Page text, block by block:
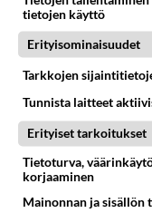
Tai tiedättekö
Plussaa on jos
UPDATE_9855337
22.12.2012 05:47
tietojen käyttö
Erityisominaisuudet
Tarkkojen
Tunnista laitteet
Erityiset tarkoitukset
Tietoturva,
korjaaminen
Mainonnan ja sisällön